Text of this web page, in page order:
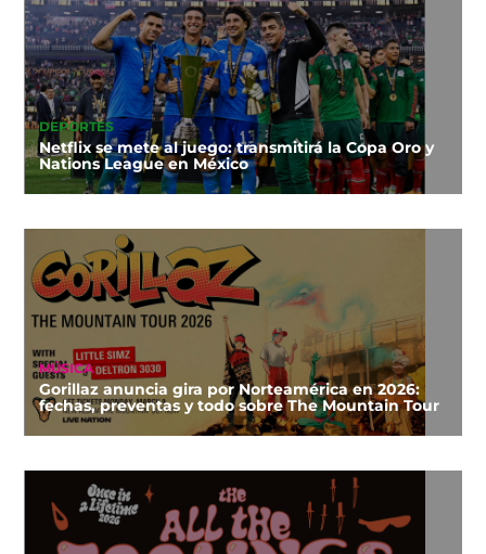
DEPORTES
Netflix se mete al juego: transmitirá la Copa Oro y
Nations League en México
MÚSICA
Gorillaz anuncia gira por Norteamérica en 2026:
fechas, preventas y todo sobre The Mountain Tour